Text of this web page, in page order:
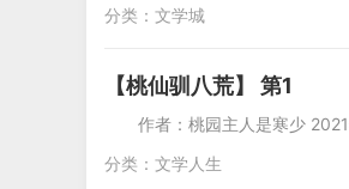
分类： 文学城
【桃仙驯八荒】 第1
作者：桃园主人是寒少
分类： 文学人生